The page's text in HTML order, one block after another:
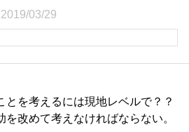
2019/03/29
とを考えるには現地レベルで？？
を改めて考えなければならない。